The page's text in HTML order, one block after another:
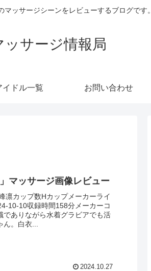
ッサージシーンをレビューするブログです。
サージ情報局
イドル一覧 お問い合わせ
マッサージ画像レビュー
凛カップ数Hカップメーカーライ
10-10収録時間158分メーカーコ
でありながら水着グラビアでも活
。白衣...
2024.10.27